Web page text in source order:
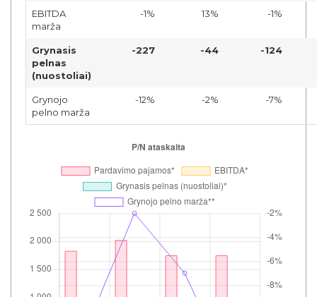
EBITDA
marža
-1% 13% -1%
Grynasis
pelnas
(nuostoliai)
-227 -44 -124
Grynojo
pelno marža
-12% -2% -7%